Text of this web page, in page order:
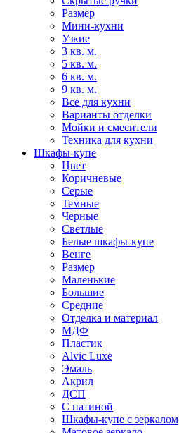
Размер
Мини-кухни
Узкие
3 кв. м.
5 кв. м.
6 кв. м.
9 кв. м.
Все для кухни
Варианты отделки
Мойки и смесители
Техника для кухни
Шкафы-купе
Цвет
Коричневые
Серые
Темные
Черные
Светлые
Белые шкафы-купе
Венге
Размер
Маленькие
Большие
Средние
Отделка и материал
МДФ
Пластик
Alvic Luxe
Эмаль
Акрил
ДСП
С патиной
Шкафы-купе с зеркалом